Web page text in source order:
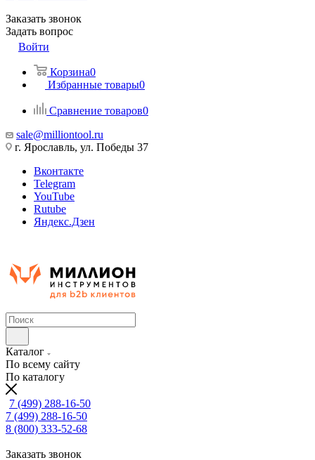
Заказать звонок
Задать вопрос
Войти
Корзина0
Избранные товары0
Сравнение товаров0
sale@milliontool.ru
г. Ярославль, ул. Победы 37
Вконтакте
Telegram
YouTube
Rutube
Яндекс.Дзен
Каталог
По всему сайту
По каталогу
7 (499) 288-16-50
7 (499) 288-16-50
8 (800) 333-52-68
Заказать звонок